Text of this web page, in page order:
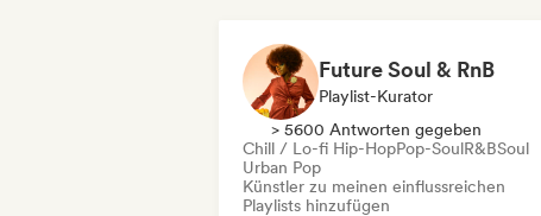
Future Soul & RnB
Playlist-Kurator
> 5600 Antworten gegeben
Chill / Lo-fi Hip-HopPop-SoulR&BSoul
Urban Pop
Künstler zu meinen einflussreichen
Playlists hinzufügen